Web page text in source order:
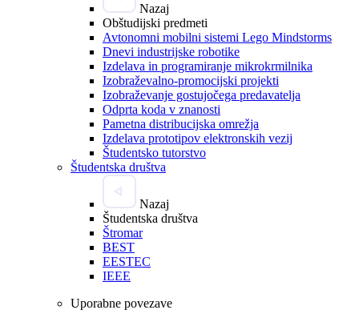
Nazaj
Obštudijski predmeti
Avtonomni mobilni sistemi Lego Mindstorms
Dnevi industrijske robotike
Izdelava in programiranje mikrokrmilnika
Izobraževalno-promocijski projekti
Izobraževanje gostujočega predavatelja
Odprta koda v znanosti
Pametna distribucijska omrežja
Izdelava prototipov elektronskih vezij
Študentsko tutorstvo
Študentska društva
Nazaj
Študentska društva
Štromar
BEST
EESTEC
IEEE
Uporabne povezave